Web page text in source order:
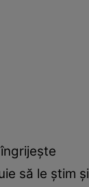
să le știm și